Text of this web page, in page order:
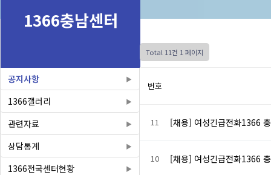
1366충남센터
공지사항
1366갤러리
관련자료
상담통계
1366전국센터현황
Total 11건 1 페이지
번호
11 [채용] 여성긴급전화1366
10 [채용] 여성긴급전화1366